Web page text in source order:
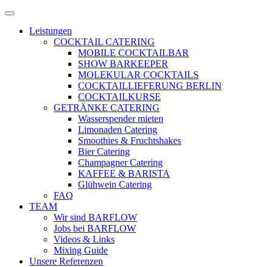
Zum
springen
Menü
öffnenLeistungen
COCKTAIL CATERING
MOBILE COCKTAILBAR
SHOW BARKEEPER
MOLEKULAR COCKTAILS
COCKTAILLIEFERUNG BERLIN
COCKTAILKURSE
GETRÄNKE CATERING
Wasserspender mieten
Limonaden Catering
Smoothies & Fruchtshakes
Bier Catering
Champagner Catering
KAFFEE & BARISTA
Glühwein Catering
FAQ
TEAM
Wir sind BARFLOW
Jobs bei BARFLOW
Videos & Links
Mixing Guide
Unsere Referenzen